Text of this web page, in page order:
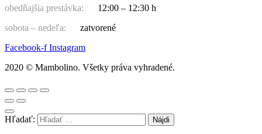
obedňajšia prestávka:
12:00 – 12:30 h
sobota – nedeľa:
zatvorené
Facebook-f Instagram
2020 © Mambolino. Všetky práva vyhradené.
Hľadať: